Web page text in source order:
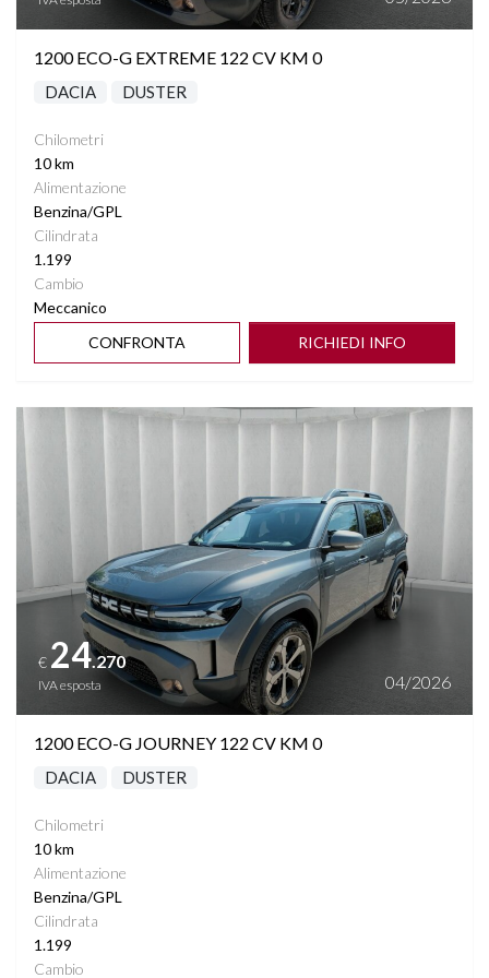
START&STOP
STEREO CON MONITOR TOUCHSCREEN
VOLANTE MULTIFUNZIONE RISCALDABILE
1200 ECO-G EXTREME 122 CV KM 0
DACIA DUSTER
Chilometri
10 km
Alimentazione
Benzina/GPL
Cilindrata
1.199
Cambio
Meccanico
CONFRONTA
RICHIEDI INFO
Vedi dettagli
€ 24.270
IVA esposta 04/2026
1200 ECO-G JOURNEY 122 CV KM 0
DACIA DUSTER
Chilometri
10 km
Alimentazione
Benzina/GPL
Cilindrata
1.199
Cambio